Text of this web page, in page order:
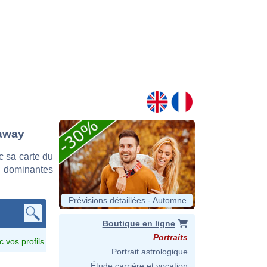
sa carte du
vos profils
Prévisions détaillées - Automne
Boutique en ligne
Portraits
Portrait astrologique